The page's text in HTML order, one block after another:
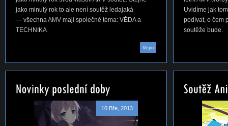
jako minulý rok to ale není soutěž ledajaká
— všechna AMV mají společné téma: VĚDA a
TECHNIKA
Vejdi
Uvidíme jak
podívat, o čem
soutěže bude.
10 Bře, 2013